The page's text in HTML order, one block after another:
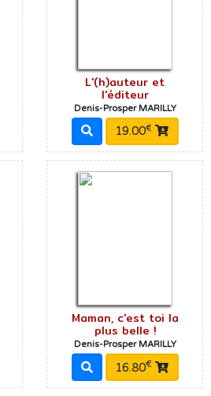
L'(h)auteur et
l'éditeur
Denis-Prosper MARILLY
19.00€
Maman, c'est toi la
plus belle !
Denis-Prosper MARILLY
16.80€